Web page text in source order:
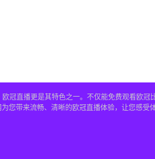
冠直播更是其特色之一。不仅能免费观看欧
您带来流畅、清晰的欧冠直播体验，让您感受体